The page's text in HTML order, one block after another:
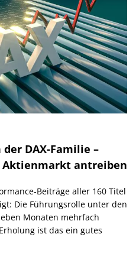
DAX-Familie –
Aktienmarkt antreiben
Beiträge aller 160 Titel
Die Führungsrolle unter den
Monaten mehrfach
ist das ein gutes